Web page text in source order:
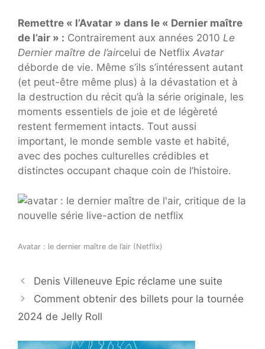
Remettre « l’Avatar » dans le « Dernier maître
de l’air » : Contrairement aux années 2010 Le
Dernier maître de l’aircelui de Netflix Avatar
déborde de vie. Même s’ils s’intéressent autant
(et peut-être même plus) à la dévastation et à
la destruction du récit qu’à la série originale, les
moments essentiels de joie et de légèreté
restent fermement intacts. Tout aussi
important, le monde semble vaste et habité,
avec des poches culturelles crédibles et
distinctes occupant chaque coin de l’histoire.
Avatar : le dernier maître de l’air (Netflix)
Denis Villeneuve Epic réclame une suite
Comment obtenir des billets pour la tournée
2024 de Jelly Roll